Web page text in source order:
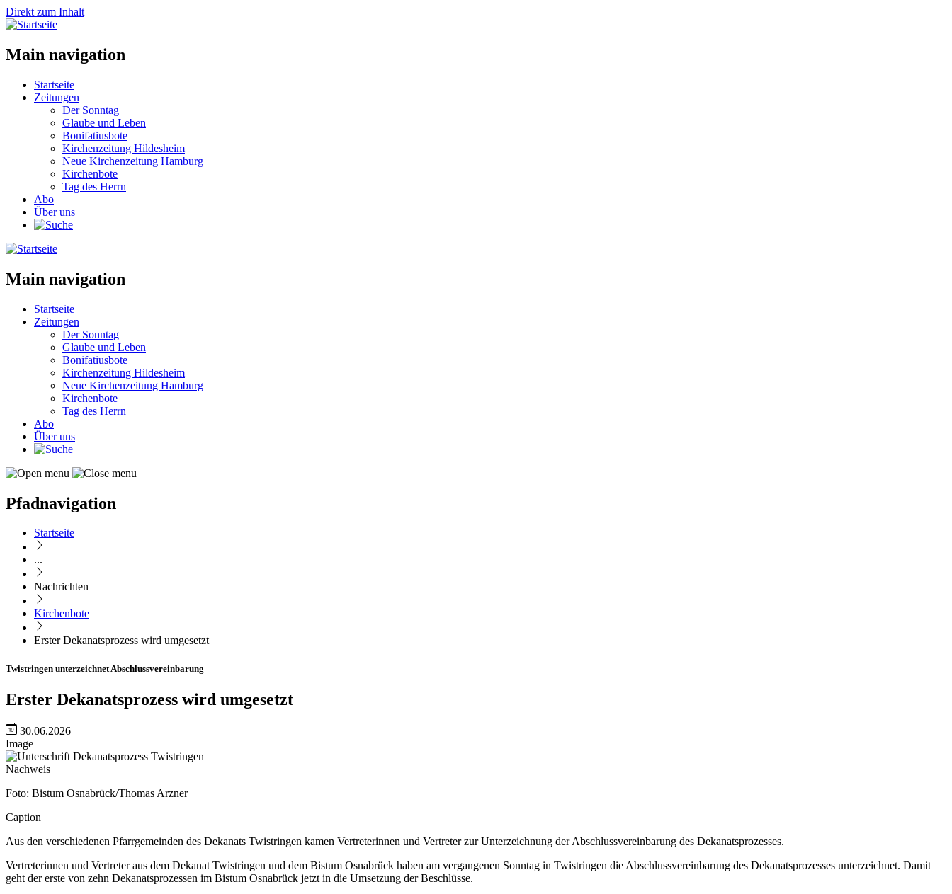
Direkt zum Inhalt
Main navigation
Startseite
Zeitungen
Der Sonntag
Glaube und Leben
Bonifatiusbote
Kirchenzeitung Hildesheim
Neue Kirchenzeitung Hamburg
Kirchenbote
Tag des Herrn
Abo
Über uns
Main navigation
Startseite
Zeitungen
Der Sonntag
Glaube und Leben
Bonifatiusbote
Kirchenzeitung Hildesheim
Neue Kirchenzeitung Hamburg
Kirchenbote
Tag des Herrn
Abo
Über uns
Pfadnavigation
Startseite
...
Nachrichten
Kirchenbote
Erster Dekanatsprozess wird umgesetzt
Twistringen unterzeichnet Abschlussvereinbarung
Erster Dekanatsprozess wird umgesetzt
30.06.2026
Image
Nachweis
Foto: Bistum Osnabrück/Thomas Arzner
Caption
Aus den verschiedenen Pfarrgemeinden des Dekanats Twistringen kamen Vertreterinnen und Vertreter zur Unterzeichnung der Abschlussvereinbarung des Dekanatsprozesses.
Vertreterinnen und Vertreter aus dem Dekanat Twistringen und dem Bistum Osnabrück haben am vergangenen Sonntag in Twistringen die Abschlussvereinbarung des Dekanatsprozesses unterzeichnet. Damit
geht der erste von zehn Dekanatsprozessen im Bistum Osnabrück jetzt in die Umsetzung der Beschlüsse.